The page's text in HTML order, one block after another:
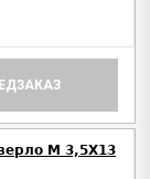
М 3,5Х13